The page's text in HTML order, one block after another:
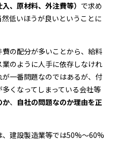
、原材料、外注費等） で求め
低いほうが良いということに
の配分が多いことから、給料
のように人手に依存しなけれ
一番問題なのではあるが、付
くなってしまっている会社等
か、 自社の問題なのか理由を正
建設製造業等では50%～60%